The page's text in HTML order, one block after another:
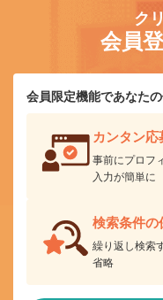
ク
会員
会員限定機能であなた
カンタン応
事前にプロフ
入力が簡単に
検索条件の
繰り返し検索
省略